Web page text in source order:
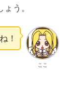
う。
ここ
！